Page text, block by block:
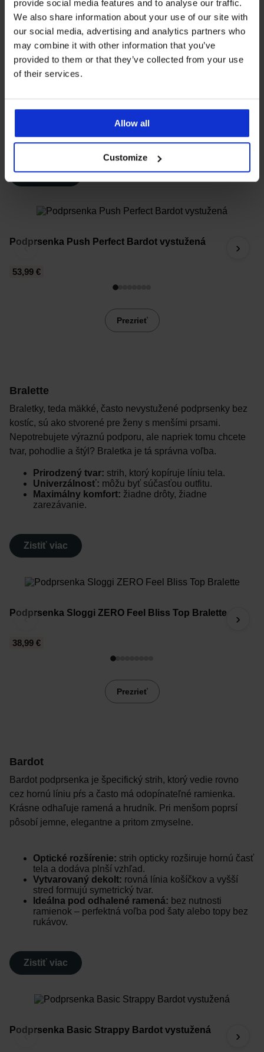
provide social media features and to analyse our traffic.
We also share information about your use of our site with
our social media, advertising and analytics partners who
may combine it with other information that you’ve
provided to them or that they’ve collected from your use
of their services.
Allow all
Customize
zväčšením, ale u žien s menším poprsím slúžia
predovšetkým na formovanie, priblíženie a optické
zvýraznenie tvaru pŕs, bez toho, aby pôsobili neprirodzene
alebo príliš provokatívne.
Vystuženie v spodnej časti košíčka:
Hlboký stred:zbližuje prsia k sebe, čím vytvára
krásne zaoblenie.
vhodné aj pre menšie A/B košíčky,
Zistiť viac
‹
Podprsenka Push Perfect Bardot vystužená
53,99 €
›
Prezrieť
Bralette
Braletky, teda mäkké, často nevystužené podprsenky bez
kostíc, sú ako stvorené pre ženy s menšími prsami.
Nepotrebujete výraznú podporu, ale napriek tomu chcete
tvar, pohodlie a štýl? Braletka je tá správna voľba.
Prirodzený tvar: strih, ktorý kopíruje líniu tela.
Univerzálnosť: môžu byť súčasťou outfitu.
Maximálny komfort: žiadne drôty, žiadne
zarezávanie.
Zistiť viac
‹
Podprsenka Sloggi ZERO Feel Bliss Top Bralette
38,99 €
›
Prezrieť
Bardot
Bardot podprsenka je špecifický strih, ktorý vedie rovno
cez hornú líniu pŕs a často má odopínateľné ramienka.
Krásne odhaľuje ramená a hrudník. Pri menšom poprsí
pôsobí jemne, elegantne a pritom zmyselne.
Optické rozšírenie: strih opticky rozširuje hornú časť
tela a dodáva plnší vzhľad.
Vytvarovaný dekolt: rovná línia košíčkov a vyšší
stred formujú symetrický tvar.
Ideálna pod odhalené ramená: bez nutnosti
ramienok – perfektná voľba pod šaty alebo topy bez
rukávov.
Zistiť viac
‹
Podprsenka Basic Strappy Bardot vystužená ›